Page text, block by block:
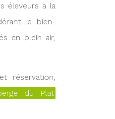
éleveurs à la
le bien-
en plein air,
réservation,
du Plat